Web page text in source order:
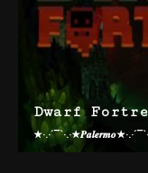
Dwarf